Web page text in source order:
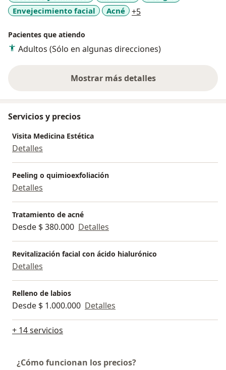
Envejecimiento facial
Acné +5
Pacientes que atiendo
Adultos (Sólo en algunas direcciones)
Mostrar más detalles
sobre la experiencia
Servicios y precios
Visita Medicina Estética
Detalles
Peeling o quimioexfoliación
Detalles
Tratamiento de acné
Desde $ 380.000 Detalles
Revitalización facial con ácido hialurónico
Detalles
Relleno de labios
Desde $ 1.000.000 Detalles
+ 14 servicios
¿Cómo funcionan los precios?